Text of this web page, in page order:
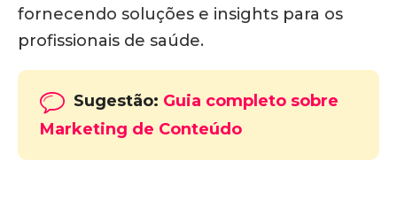
fornecendo soluções e insights para os
profissionais de saúde.
Sugestão: Guia completo sobre
Marketing de Conteúdo